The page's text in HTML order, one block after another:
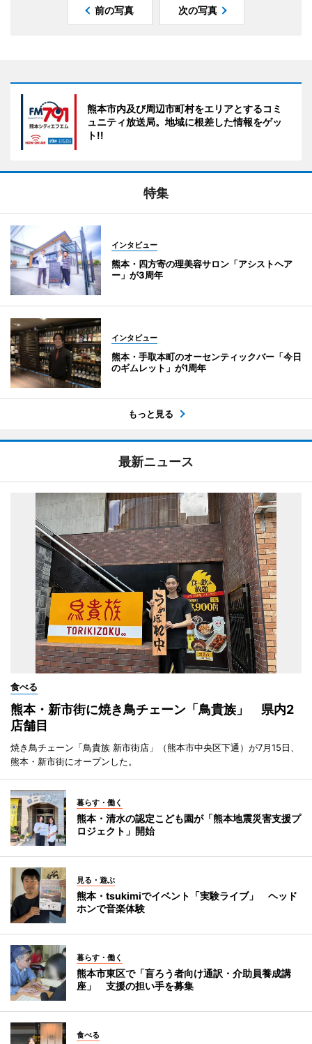
前の写真 次の写真
熊本市内及び周辺市町村をエリアとするコミ
ュニティ放送局。地域に根差した情報をゲッ
ト!!
特集
インタビュー
熊本・四方寄の理美容サロン「アシストヘア
ー」が3周年
インタビュー
熊本・手取本町のオーセンティックバー「今日
のギムレット」が1周年
もっと見る
最新ニュース
食べる
熊本・新市街に焼き鳥チェーン「鳥貴族」 県内2
店舗目
焼き鳥チェーン「鳥貴族 新市街店」（熊本市中央区下通）が7月15日、
熊本・新市街にオープンした。
暮らす・働く
熊本・清水の認定こども園が「熊本地震災害支援プ
ロジェクト」開始
見る・遊ぶ
熊本・tsukimiでイベント「実験ライブ」 ヘッド
ホンで音楽体験
暮らす・働く
熊本市東区で「盲ろう者向け通訳・介助員養成講
座」 支援の担い手を募集
食べる